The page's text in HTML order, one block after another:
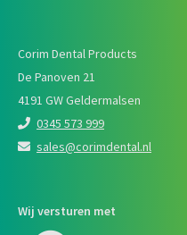
Corim Dental Products
De Panoven 21
4191 GW Geldermalsen
0345 573 999
sales@corimdental.nl
Wij versturen met